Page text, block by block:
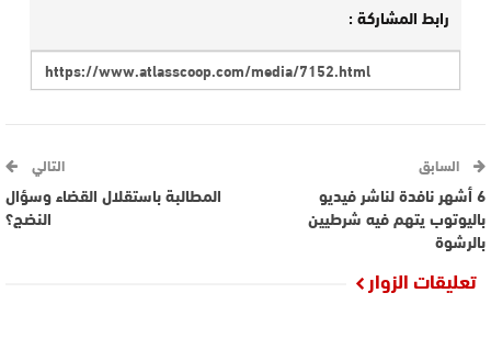
رابط المشاركة :
السابق
6 أشهر نافدة لناشر فيديو
باليوتوب يتهم فيه شرطيين
بالرشوة
التالي
المطالبة باستقلال القضاء وسؤال
النضج؟
تعليقات الزوار